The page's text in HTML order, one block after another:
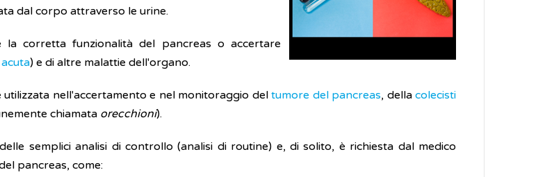
dal corpo attraverso le urine.
corretta funzionalità del pancreas o accertare
) e di altre malattie dell'organo.
utilizzata nell'accertamento e nel monitoraggio deltumore del pancreas, dellacolecisti
chiamata orecchioni).
semplici analisi di controllo (analisi di routine) e, di solito, è richiesta dal medico
pancreas, come: